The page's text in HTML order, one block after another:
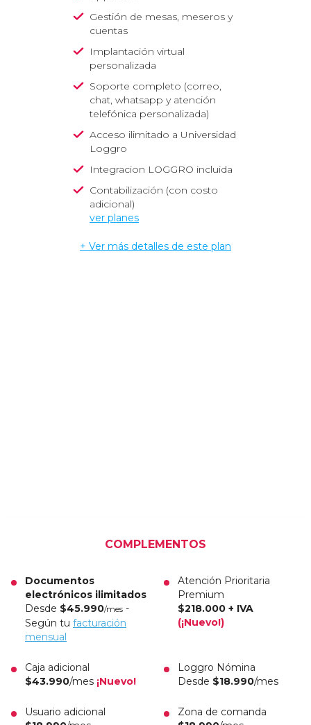
Gestión de mesas, meseros y
cuentas
Implantación virtual
personalizada
Soporte completo (correo,
chat, whatsapp y atención
telefónica personalizada)
Acceso ilimitado a Universidad
Loggro
Integracion LOGGRO incluida
Contabilización (con costo
adicional)
ver planes
+ Ver más detalles de este plan
COMPLEMENTOS
Documentos
electrónicos ilimitados
Desde $45.990/mes -
Según tu facturación
mensual
Atención Prioritaria
Premium
$218.000 + IVA
(¡Nuevo!)
Caja adicional
$43.990/mes ¡Nuevo!
Loggro Nómina
Desde $18.990/mes
Usuario adicional
Zona de comanda